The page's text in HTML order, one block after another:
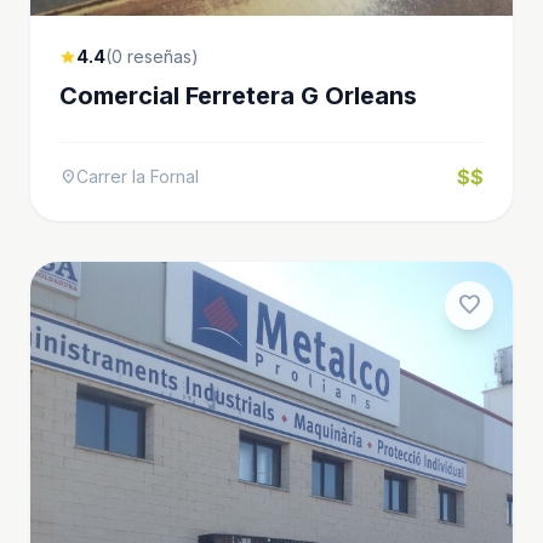
star4.4(0 reseñas)
Comercial Ferretera G Orleans
location_onCarrer la Fornal $$
favorite